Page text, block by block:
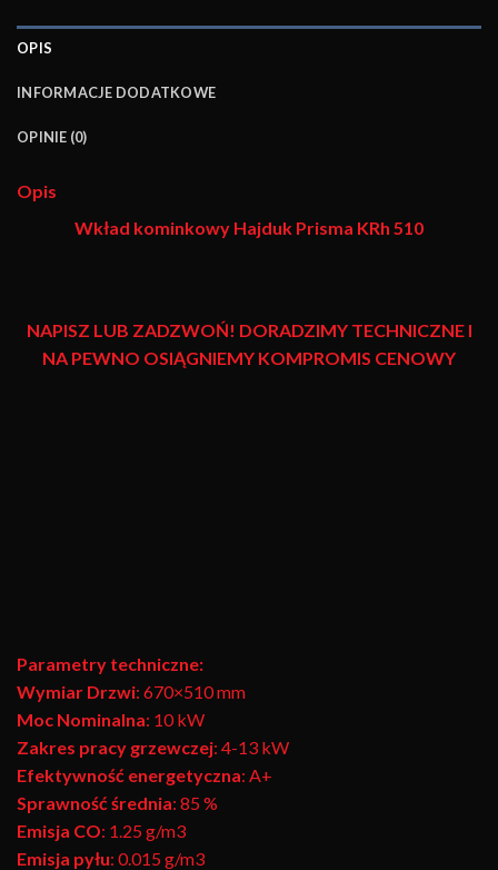
OPIS
INFORMACJE DODATKOWE
OPINIE (0)
Opis
Wkład kominkowy Hajduk Prisma KRh 510
NAPISZ LUB ZADZWOŃ! DORADZIMY TECHNICZNE I
NA PEWNO OSIĄGNIEMY KOMPROMIS CENOWY
Parametry techniczne:
Wymiar Drzwi: 670×510 mm
Moc Nominalna: 10 kW
Zakres pracy grzewczej: 4-13 kW
Efektywność energetyczna: A+
Sprawność średnia: 85 %
Emisja CO: 1.25 g/m3
Emisja pyłu: 0.015 g/m3